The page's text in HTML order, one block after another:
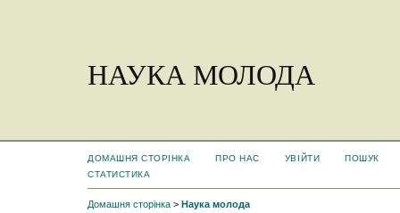
НАУКА МОЛОДА
ДОМАШНЯ СТОРІНКА ПРО НАС УВІЙТИ
ПОШУК
СТАТИСТИКА
Домашня сторінка > Наука молода